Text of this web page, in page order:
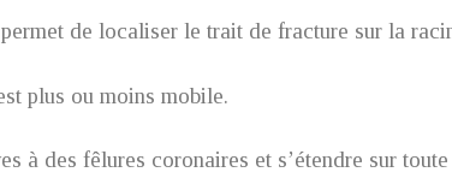
de localiser le trait de fracture sur la
plus ou moins mobile.
à des fêlures coronaires et s’étendre sur